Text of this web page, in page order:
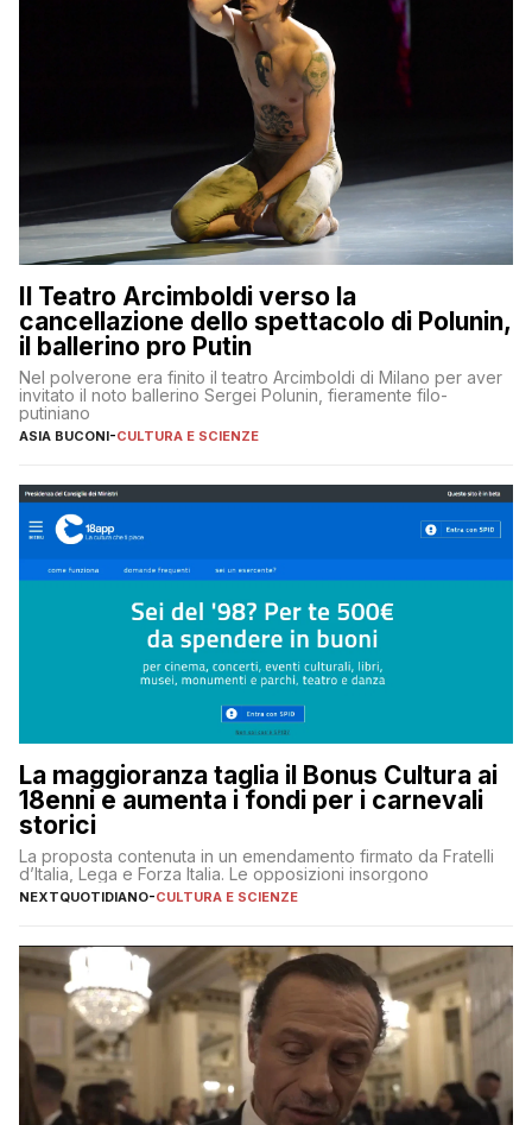
Il Teatro Arcimboldi verso la
cancellazione dello spettacolo di Polunin,
il ballerino pro Putin
Nel polverone era finito il teatro Arcimboldi di Milano per aver
invitato il noto ballerino Sergei Polunin, fieramente filo-
putiniano
ASIA BUCONI-CULTURA E SCIENZE
La maggioranza taglia il Bonus Cultura ai
18enni e aumenta i fondi per i carnevali
storici
La proposta contenuta in un emendamento firmato da Fratelli
d’Italia, Lega e Forza Italia. Le opposizioni insorgono
NEXTQUOTIDIANO-CULTURA E SCIENZE